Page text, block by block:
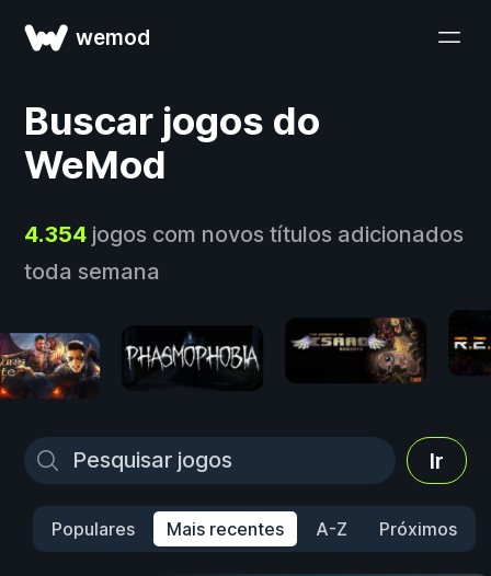
wemod
Buscar jogos do
WeMod
4.354 jogos com novos títulos adicionados
toda semana
Ir
Populares Mais recentes A-Z Próximos